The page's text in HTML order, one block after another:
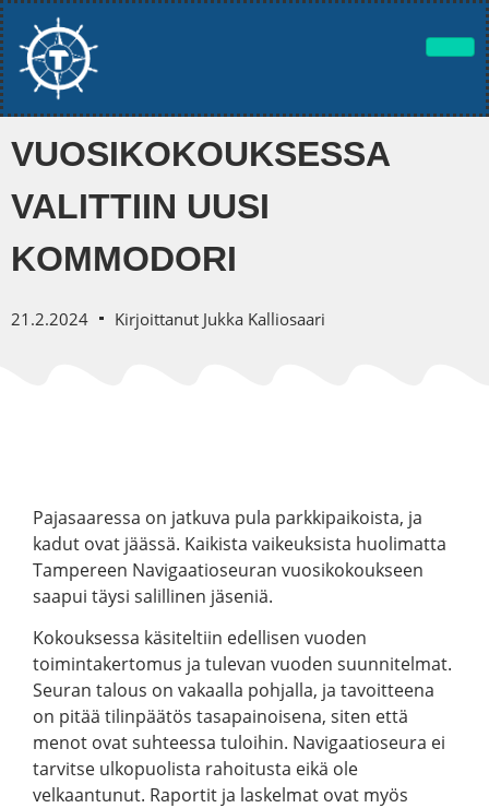
VUOSIKOKOUKSESSA
VALITTIIN UUSI
KOMMODORI
21.2.2024 Kirjoittanut Jukka Kalliosaari
Pajasaaressa on jatkuva pula parkkipaikoista, ja
kadut ovat jäässä. Kaikista vaikeuksista huolimatta
Tampereen Navigaatioseuran vuosikokoukseen
saapui täysi salillinen jäseniä.
Kokouksessa käsiteltiin edellisen vuoden
toimintakertomus ja tulevan vuoden suunnitelmat.
Seuran talous on vakaalla pohjalla, ja tavoitteena
on pitää tilinpäätös tasapainoisena, siten että
menot ovat suhteessa tuloihin. Navigaatioseura ei
tarvitse ulkopuolista rahoitusta eikä ole
velkaantunut. Raportit ja laskelmat ovat myös